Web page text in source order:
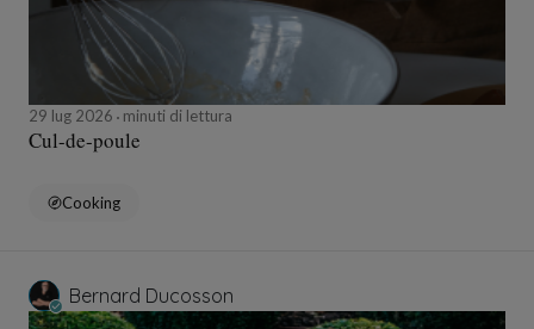
29 lug 2026 minuti di lettura
Cul-de-poule
Cooking
Bernard Ducosson